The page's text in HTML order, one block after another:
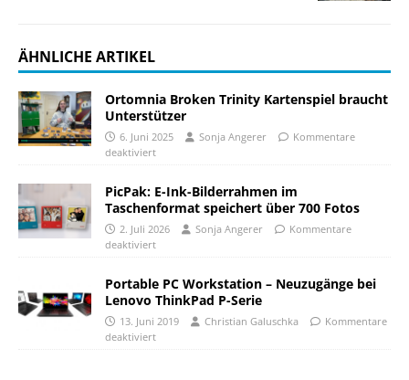
ÄHNLICHE ARTIKEL
Ortomnia Broken Trinity Kartenspiel braucht
Unterstützer
6. Juni 2025 Sonja Angerer
Kommentare
deaktiviert
PicPak: E-Ink-Bilderrahmen im
Taschenformat speichert über 700 Fotos
2. Juli 2026 Sonja Angerer
Kommentare
deaktiviert
Portable PC Workstation – Neuzugänge bei
Lenovo ThinkPad P-Serie
13. Juni 2019 Christian Galuschka
Kommentare
deaktiviert